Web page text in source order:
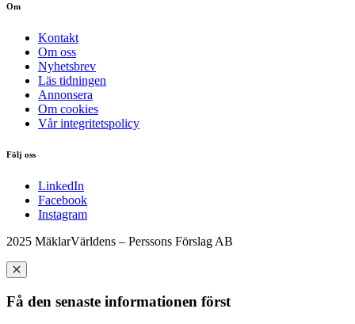
Om
Kontakt
Om oss
Nyhetsbrev
Läs tidningen
Annonsera
Om cookies
Vår integritetspolicy
Följ oss
LinkedIn
Facebook
Instagram
2025 MäklarVärldens – Perssons Förslag AB
Få den senaste informationen först